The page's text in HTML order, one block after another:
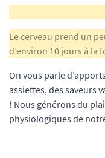
Le cerveau prend un
d’environ 10 jours à la
On vous parle
assiettes, des saveurs
! Nous générons du
physiologiques de